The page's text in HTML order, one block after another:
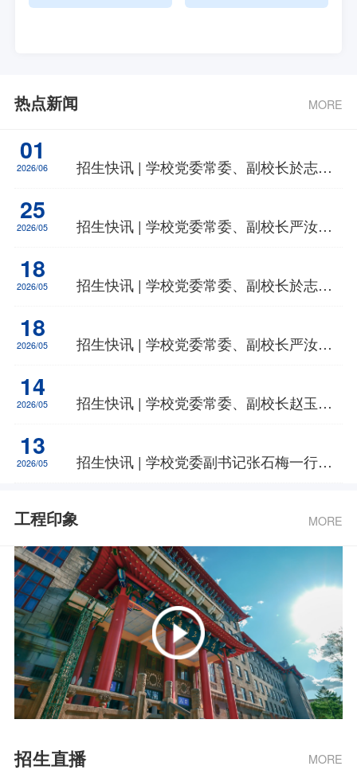
热点新闻 MORE
01
2026/06 招生快讯 | 学校党委常委、副校长於志文一行赴湖南省开展招生宣传
25
2026/05 招生快讯 | 学校党委常委、副校长严汝建一行赴湖北开展招生宣讲
18
2026/05 招生快讯 | 学校党委常委、副校长於志文一行赴山东省文登新一中开展招生宣传活动
18
2026/05 招生快讯 | 学校党委常委、副校长严汝建一行赴辽宁省开展招生宣传
14
2026/05 招生快讯 | 学校党委常委、副校长赵玉新一行赴合肥市第七中学开展招生宣传
13
2026/05 招生快讯 | 学校党委副书记张石梅一行赴江西开展招生宣讲
工程印象 MORE
招生直播 MORE